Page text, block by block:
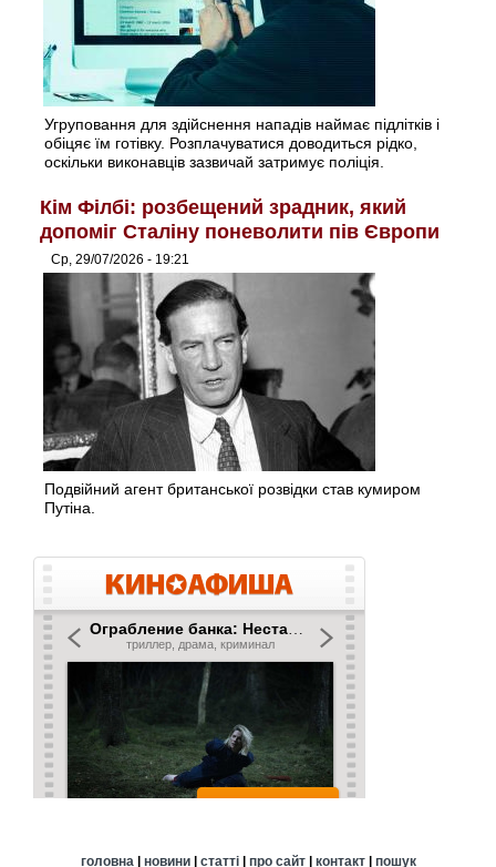
Угруповання для здійснення нападів наймає підлітків і
обіцяє їм готівку. Розплачуватися доводиться рідко,
оскільки виконавців зазвичай затримує поліція.
Кім Філбі: розбещений зрадник, який
допоміг Сталіну поневолити пів Європи
Ср, 29/07/2026 - 19:21
Подвійний агент британської розвідки став кумиром
Путіна.
головна| новини| статті| про сайт| контакт| пошук